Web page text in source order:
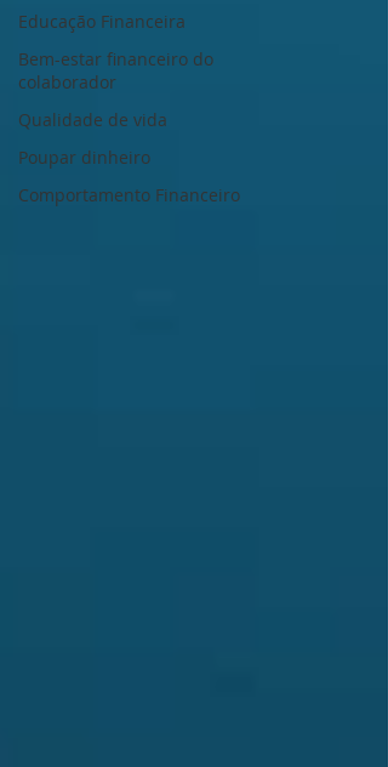
Educação Financeira
Bem-estar financeiro do
colaborador
Qualidade de vida
Poupar dinheiro
Comportamento Financeiro